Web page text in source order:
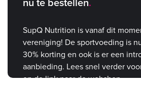
nu te bestellen
SupQ Nutrition is vanaf dit
vereniging! De sportvoeding is
30% korting en ook is er een
aanbieding. Lees snel verder
en de link naar de webshop.